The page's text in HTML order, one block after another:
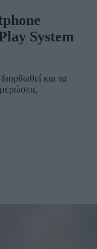
System
και τα